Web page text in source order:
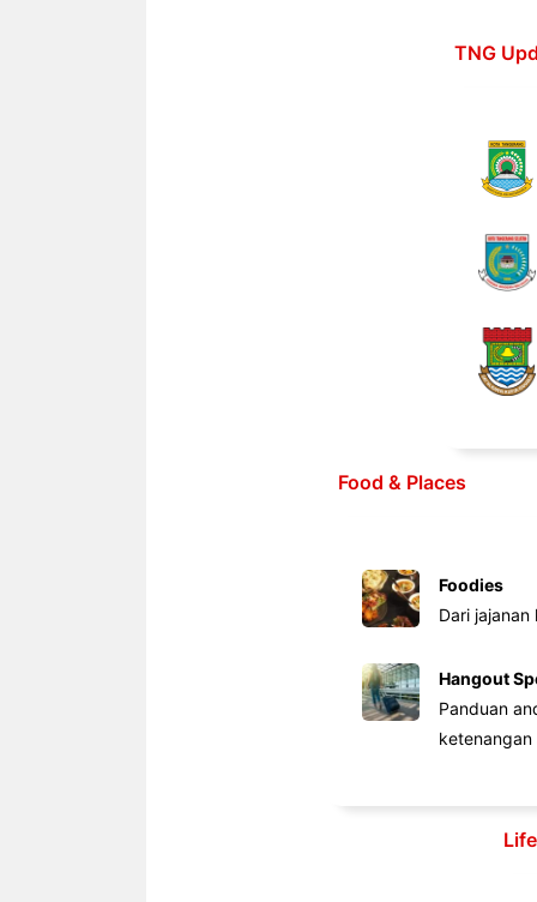
TNG
Food & Places
Foodies
Dari
Hangout
Panduan
ketenangan